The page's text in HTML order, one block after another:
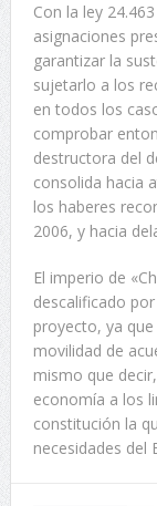
Con la ley
asignaciones
garantizar la
sujetarlo a los
en todos los
comprobar
destructora del
consolida hacia
los haberes
2006, y hacia
El imperio de
descalificado
proyecto, ya
movilidad de
mismo que
economía a los
constitución la
necesidades del